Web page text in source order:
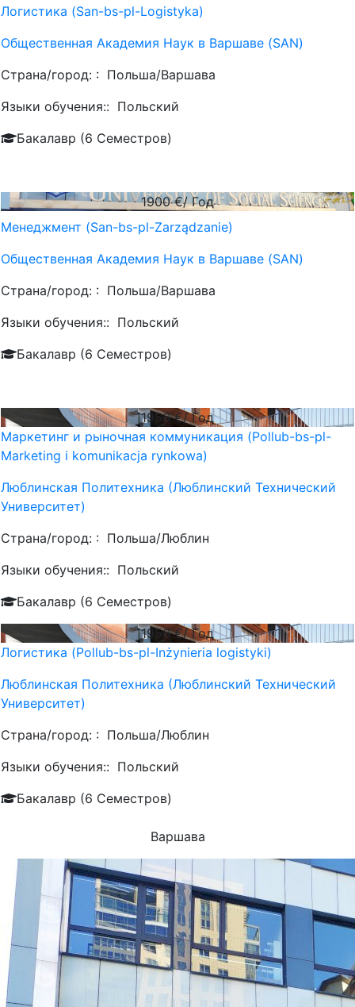
Логистика (San-bs-pl-Logistyka)
Общественная Академия Наук в Варшаве (SAN)
Страна/город: : Польша/Варшава
Языки обучения:: Польский
Бакалавр (6 Семестров)
1900€/ Год
Менеджмент (San-bs-pl-Zarządzanie)
Общественная Академия Наук в Варшаве (SAN)
Страна/город: : Польша/Варшава
Языки обучения:: Польский
Бакалавр (6 Семестров)
1956€/ Год
Маркетинг и рыночная коммуникация (Pollub-bs-pl-
Marketing i komunikacja rynkowa)
Люблинская Политехника (Люблинский Технический
Университет)
Страна/город: : Польша/Люблин
Языки обучения:: Польский
Бакалавр (6 Семестров)
1956€/ Год
Логистика (Pollub-bs-pl-Inżynieria logistyki)
Люблинская Политехника (Люблинский Технический
Университет)
Страна/город: : Польша/Люблин
Языки обучения:: Польский
Бакалавр (6 Семестров)
Варшава